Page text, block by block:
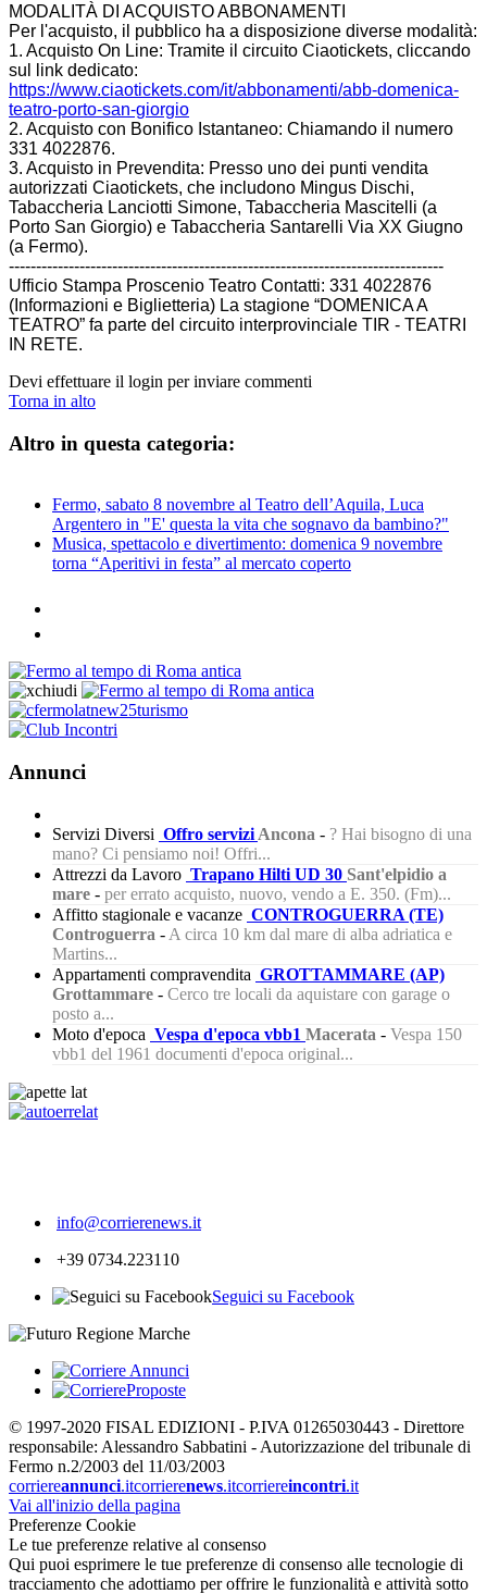
MODALITÀ DI ACQUISTO ABBONAMENTI
Per l'acquisto, il pubblico ha a disposizione diverse modalità:
1. Acquisto On Line: Tramite il circuito Ciaotickets, cliccando
sul link dedicato:
https://www.ciaotickets.com/it/abbonamenti/abb-domenica-
teatro-porto-san-giorgio
2. Acquisto con Bonifico Istantaneo: Chiamando il numero
331 4022876.
3. Acquisto in Prevendita: Presso uno dei punti vendita
autorizzati Ciaotickets, che includono Mingus Dischi,
Tabaccheria Lanciotti Simone, Tabaccheria Mascitelli (a
Porto San Giorgio) e Tabaccheria Santarelli Via XX Giugno
(a Fermo).
--------------------------------------------------------------------------------
Ufficio Stampa Proscenio Teatro Contatti: 331 4022876
(Informazioni e Biglietteria) La stagione “DOMENICA A
TEATRO” fa parte del circuito interprovinciale TIR - TEATRI
IN RETE.
Devi effettuare il login per inviare commenti
Torna in alto
Altro in questa categoria:
Fermo, sabato 8 novembre al Teatro dell’Aquila, Luca
Argentero in "E' questa la vita che sognavo da bambino?"
Musica, spettacolo e divertimento: domenica 9 novembre
torna “Aperitivi in festa” al mercato coperto
Annunci
Servizi Diversi Offro servizi Ancona - ? Hai bisogno di una
mano? Ci pensiamo noi! Offri...
Attrezzi da Lavoro Trapano Hilti UD 30 Sant'elpidio a
mare - per errato acquisto, nuovo, vendo a E. 350. (Fm)...
Affitto stagionale e vacanze CONTROGUERRA (TE)
Controguerra - A circa 10 km dal mare di alba adriatica e
Martins...
Appartamenti compravendita GROTTAMMARE (AP)
Grottammare - Cerco tre locali da aquistare con garage o
posto a...
Moto d'epoca Vespa d'epoca vbb1 Macerata - Vespa 150
vbb1 del 1961 documenti d'epoca original...
info@corrierenews.it
+39 0734.223110
Seguici su Facebook
© 1997-2020 FISAL EDIZIONI - P.IVA 01265030443 - Direttore
responsabile: Alessandro Sabbatini - Autorizzazione del tribunale di
Fermo n.2/2003 del 11/03/2003
corriereannunci.itcorrierenews.itcorriereincontri.it
Vai all'inizio della pagina
Preferenze Cookie
Le tue preferenze relative al consenso
Qui puoi esprimere le tue preferenze di consenso alle tecnologie di
tracciamento che adottiamo per offrire le funzionalità e attività sotto